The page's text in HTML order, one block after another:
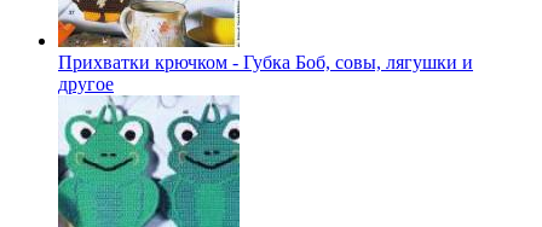
Прихватки крючком - Губка Боб, совы, лягушки и
другое